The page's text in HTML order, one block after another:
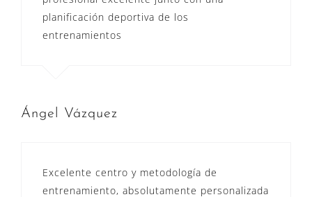
planificación deportiva de los
entrenamientos
Ángel Vázquez
Excelente centro y metodología de
entrenamiento, absolutamente personalizada